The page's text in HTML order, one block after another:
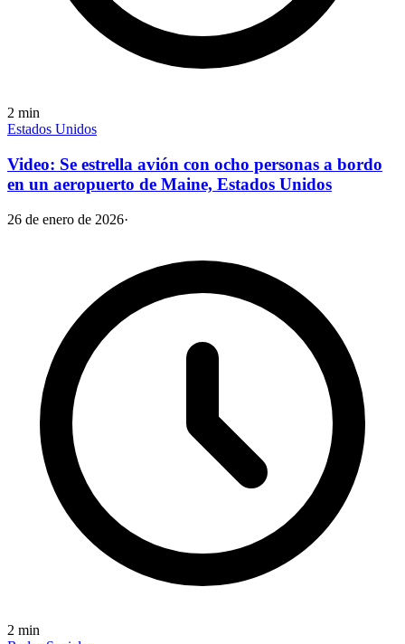
2 min
Estados Unidos
Video: Se estrella avión con ocho personas a bordo
en un aeropuerto de Maine, Estados Unidos
26 de enero de 2026·
2 min